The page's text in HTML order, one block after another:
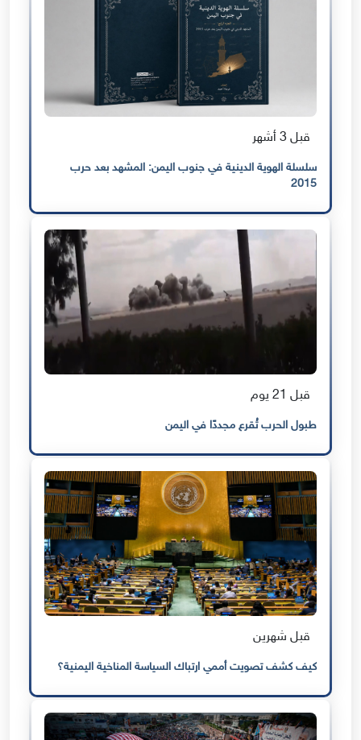
قبل 3 أشهر
سلسلة الهوية الدينية في جنوب اليمن: المشهد بعد حرب
2015
قبل 21 يوم
طبول الحرب تُقرع مجددًا في اليمن
قبل شهرين
كيف كشف تصويت أممي ارتباك السياسة المناخية اليمنية؟